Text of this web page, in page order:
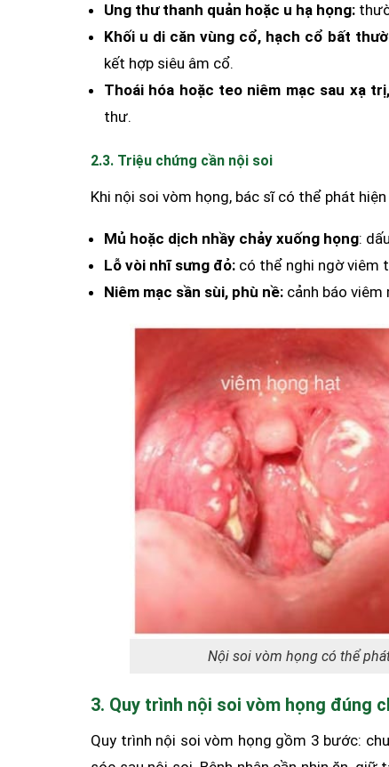
Ung thư thanh quản hoặc u hạ họng:
Khối u di căn vùng cổ, hạch cổ bất
kết hợp siêu âm cổ.
Thoái hóa hoặc teo niêm mạc sau xạ
thư.
2.3. Triệu chứng cần nội soi
Khi nội soi vòm họng, bác sĩ có thể phát
Mủ hoặc dịch nhầy chảy xuống họng:
Lỗ vòi nhĩ sưng đỏ: có thể nghi ngờ viêm
Niêm mạc sần sùi, phù nề: cảnh báo
Nội soi vòm họng có thể
3. Quy trình nội soi vòm họng đúng
Quy trình nội soi vòm họng gồm 3 bước: